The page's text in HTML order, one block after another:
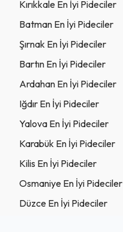
Kırıkkale En İyi Pideciler
Batman En İyi Pideciler
Şırnak En İyi Pideciler
Bartın En İyi Pideciler
Ardahan En İyi Pideciler
Iğdır En İyi Pideciler
Yalova En İyi Pideciler
Karabük En İyi Pideciler
Kilis En İyi Pideciler
Osmaniye En İyi Pideciler
Düzce En İyi Pideciler